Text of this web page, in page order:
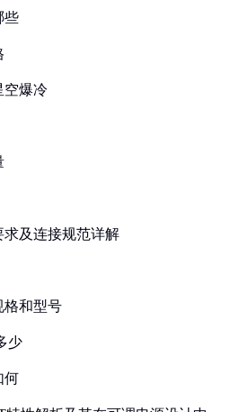
些
空爆冷
及连接规范详解
格和型号
少
何